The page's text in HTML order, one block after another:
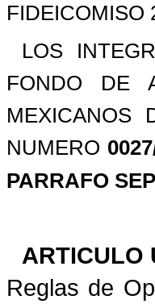
FIDEICOMISO
LOS
FONDO DE
MEXICANOS
NUMERO
PARRAFO
ARTICULO
Reglas de